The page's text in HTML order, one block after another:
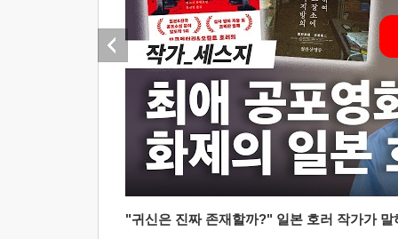
"귀신은 진짜 존재할까?" 일본 호러 작가가